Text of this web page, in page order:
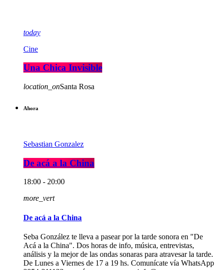
today
Cine
Una Chica Invisible
location_onSanta Rosa
Ahora
Sebastian Gonzalez
De acá a la China
18:00 - 20:00
more_vert
De acá a la China
Seba González te lleva a pasear por la tarde sonora en "De
Acá a la China". Dos horas de info, música, entrevistas,
análisis y la mejor de las ondas sonaras para atravesar la tarde.
De Lunes a Viernes de 17 a 19 hs. Comunícate vía WhatsApp